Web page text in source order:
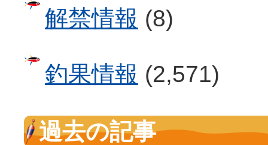
解禁情報 (8)
釣果情報 (2,571)
過去の記事